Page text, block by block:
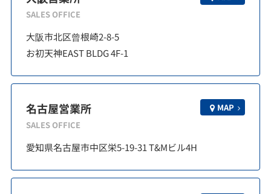
SALES OFFICE
大阪市北区曾根崎2-8-5
お初天神EAST BLDG 4F-1
名古屋営業所
SALES OFFICE
MAP
愛知県名古屋市中区栄5-19-31 T&Mビル4H